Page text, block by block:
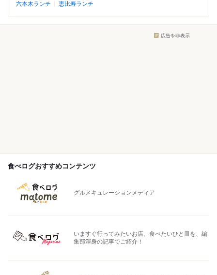
六本木ランチ
恵比寿ランチ
広告を非表示
食べログおすすめコンテンツ
グルメキュレーションメディア
いますぐ行ってみたいお店、食べたいひと皿を、編
集部渾身の記事でご紹介！